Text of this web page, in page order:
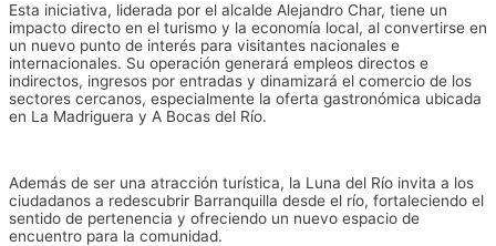
Esta iniciativa, liderada por el alcalde Alejandro Char, tiene un
impacto directo en el turismo y la economía local, al convertirse en
un nuevo punto de interés para visitantes nacionales e
internacionales. Su operación generará empleos directos e
indirectos, ingresos por entradas y dinamizará el comercio de los
sectores cercanos, especialmente la oferta gastronómica ubicada
en La Madriguera y A Bocas del Río.
Además de ser una atracción turística, la Luna del Río invita a los
ciudadanos a redescubrir Barranquilla desde el río, fortaleciendo el
sentido de pertenencia y ofreciendo un nuevo espacio de
encuentro para la comunidad.